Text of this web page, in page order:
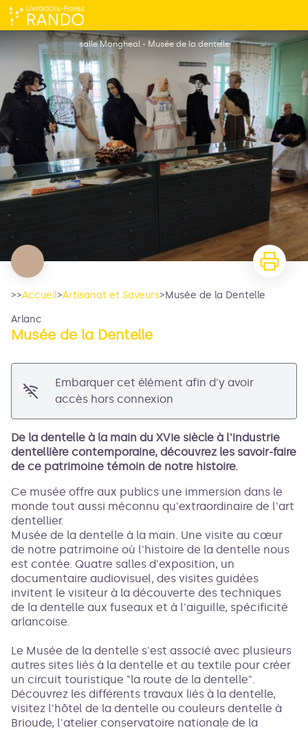
Musée de la Dentelle
salle Mongheal - Musée de la dentelle
Voir l'image en plein écran
>>Accueil>Artisanat et Saveurs>Musée de la Dentelle
Arlanc
Musée de la Dentelle
Embarquer cet élément afin d'y avoir
accès hors connexion
De la dentelle à la main du XVIe siècle à l'industrie
dentellière contemporaine, découvrez les savoir-faire
de ce patrimoine témoin de notre histoire.
Ce musée offre aux publics une immersion dans le
monde tout aussi méconnu qu'extraordinaire de l'art
dentellier.
Musée de la dentelle à la main. Une visite au cœur
de notre patrimoine où l'histoire de la dentelle nous
est contée. Quatre salles d'exposition, un
documentaire audiovisuel, des visites guidées
invitent le visiteur à la découverte des techniques
de la dentelle aux fuseaux et à l'aiguille, spécificité
arlancoise.
Le Musée de la dentelle s'est associé avec plusieurs
autres sites liés à la dentelle et au textile pour créer
un circuit touristique "la route de la dentelle".
Découvrez les différents travaux liés à la dentelle,
visitez l'hôtel de la dentelle ou couleurs dentelle à
Brioude, l'atelier conservatoire nationale de la